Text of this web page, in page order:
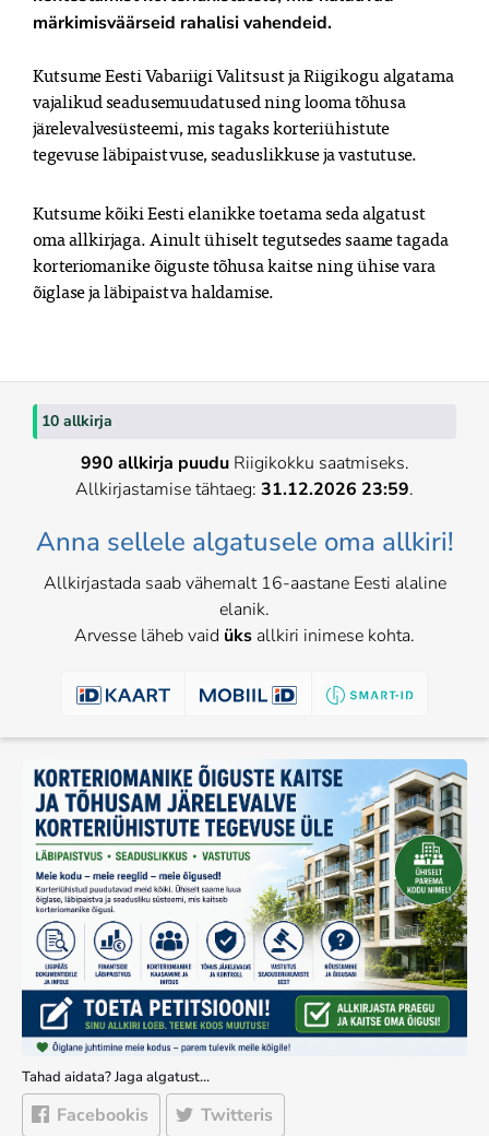
Kutsume Eesti Vabariigi Valitsust ja Riigikogu algatama
vajalikud seadusemuudatused ning looma tõhusa
järelevalvesüsteemi, mis tagaks korteriühistute
tegevuse läbipaistvuse, seaduslikkuse ja vastutuse.
Kutsume kõiki Eesti elanikke toetama seda algatust
oma allkirjaga. Ainult ühiselt tegutsedes saame tagada
korteriomanike õiguste tõhusa kaitse ning ühise vara
õiglase ja läbipaistva haldamise.
10 allkirja
990 allkirja puuduRiigikokku saatmiseks.
Allkirjastamise tähtaeg: 31.12.2026 23:59.
Anna sellele algatusele oma allkiri!
Allkirjastada saab vähemalt 16-aastane Eesti alaline
elanik.
Arvesse läheb vaid üks allkiri inimese kohta.
Tahad aidata? Jaga algatust…
Facebookis Twitteris